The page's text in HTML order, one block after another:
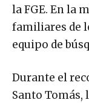
la FGE. En la
familiares de
equipo de
Durante el
Santo